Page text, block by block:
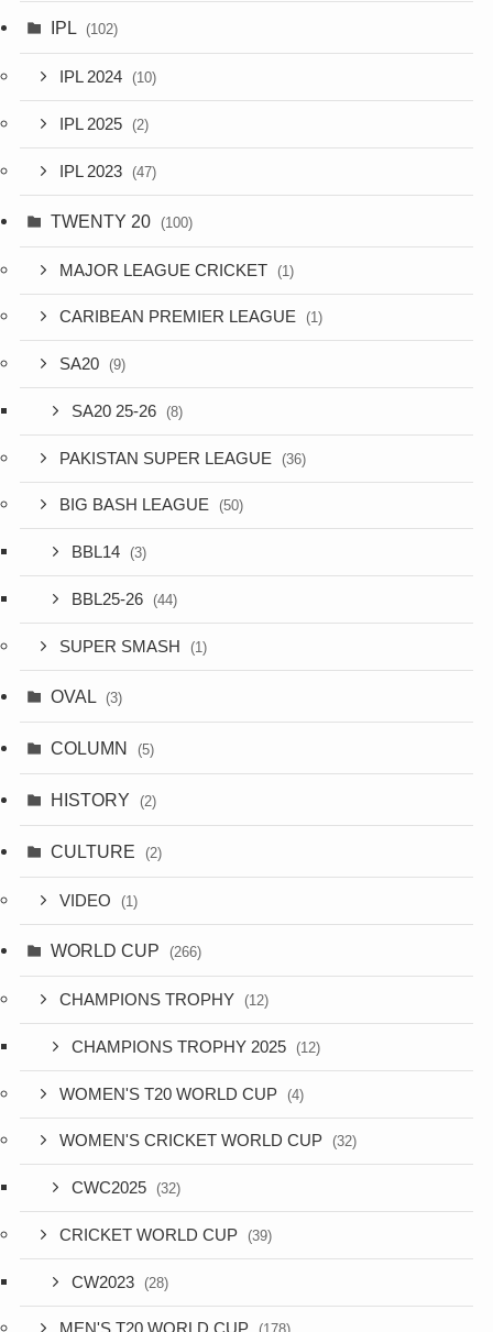
IPL (102)
IPL 2024 (10)
IPL 2025 (2)
IPL 2023 (47)
TWENTY 20 (100)
MAJOR LEAGUE CRICKET (1)
CARIBEAN PREMIER LEAGUE (1)
SA20 (9)
SA20 25-26 (8)
PAKISTAN SUPER LEAGUE (36)
BIG BASH LEAGUE (50)
BBL14 (3)
BBL25-26 (44)
SUPER SMASH (1)
OVAL (3)
COLUMN (5)
HISTORY (2)
CULTURE (2)
VIDEO (1)
WORLD CUP (266)
CHAMPIONS TROPHY (12)
CHAMPIONS TROPHY 2025 (12)
WOMEN'S T20 WORLD CUP (4)
WOMEN'S CRICKET WORLD CUP (32)
CWC2025 (32)
CRICKET WORLD CUP (39)
CW2023 (28)